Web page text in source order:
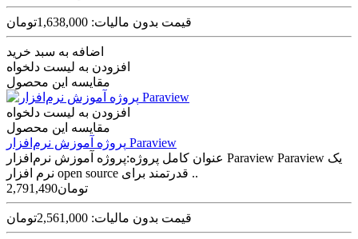
قیمت بدون مالیات: 1,638,000تومان
اضافه به سبد خرید
افزودن به لیست دلخواه
مقایسه این محصول
افزودن به لیست دلخواه
مقایسه این محصول
پروژه آموزش نرم‌افزار Paraview
عنوان کامل پروژه:پروژه آموزش نرم‌افزار Paraview Paraview یک
نرم افزار open source قدرتمند برای ..
2,791,490تومان
قیمت بدون مالیات: 2,561,000تومان